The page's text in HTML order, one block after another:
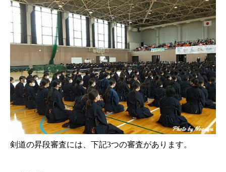
剣道の昇段審査には、下記3つの審査があります。